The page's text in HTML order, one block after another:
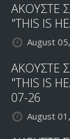
ΑΚΟΥΣΤΕ
"THIS IS
August
ΑΚΟΥΣΤΕ
"THIS IS
07-26
August